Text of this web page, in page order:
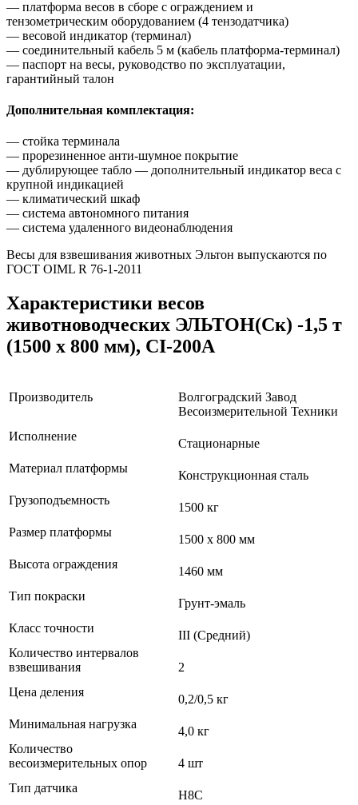
— платформа весов в сборе с ограждением и
тензометрическим оборудованием (4 тензодатчика)
— весовой индикатор (терминал)
— соединительный кабель 5 м (кабель платформа-терминал)
— паспорт на весы, руководство по эксплуатации,
гарантийный талон
Дополнительная комплектация:
— стойка терминала
— прорезиненное анти-шумное покрытие
— дублирующее табло — дополнительный индикатор веса с
крупной индикацией
— климатический шкаф
— система автономного питания
— система удаленного видеонаблюдения
Весы для взвешивания животных Эльтон выпускаются по
ГОСТ OIML R 76-1-2011
Характеристики весов
животноводческих ЭЛЬТОН(Ск) -1,5 т
(1500 х 800 мм), CI-200A
Производитель
Волгоградский Завод
Весоизмерительной Техники
Исполнение
Стационарные
Материал платформы
Конструкционная сталь
Грузоподъемность
1500 кг
Размер платформы
1500 х 800 мм
Высота ограждения
1460 мм
Тип покраски
Грунт-эмаль
Класс точности
III (Средний)
Количество интервалов
взвешивания
2
Цена деления
0,2/0,5 кг
Минимальная нагрузка
4,0 кг
Количество
весоизмерительных опор
4 шт
Тип датчика
H8C